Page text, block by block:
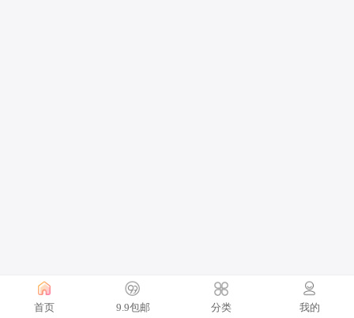
首页 9.9包邮 分类 我的